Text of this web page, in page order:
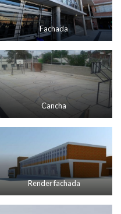
Fachada
Cancha
Render fachada